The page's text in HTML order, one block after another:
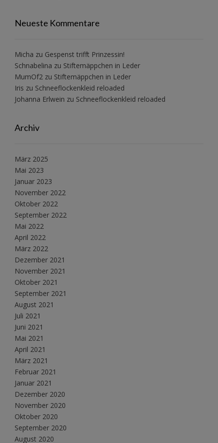
Neueste Kommentare
Micha zu Gespenst trifft Prinzessin!
Schnabelina zu Stiftemäppchen in Leder
MumOf2 zu Stiftemäppchen in Leder
Iris zu Schneeflockenkleid reloaded
Johanna Erlwein zu Schneeflockenkleid reloaded
Archiv
März 2025
Mai 2023
Januar 2023
November 2022
Oktober 2022
September 2022
Mai 2022
April 2022
März 2022
Dezember 2021
November 2021
Oktober 2021
September 2021
August 2021
Juli 2021
Juni 2021
Mai 2021
April 2021
März 2021
Februar 2021
Januar 2021
Dezember 2020
November 2020
Oktober 2020
September 2020
August 2020